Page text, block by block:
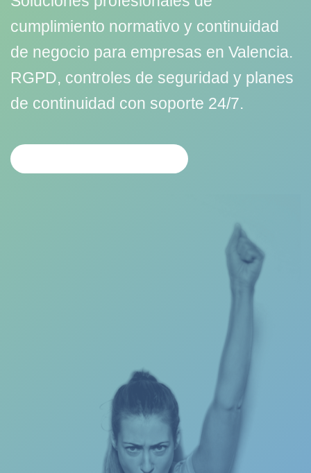
cumplimiento normativo y continuidad
de negocio para empresas en Valencia.
RGPD, controles de seguridad y planes
de continuidad con soporte 24/7.